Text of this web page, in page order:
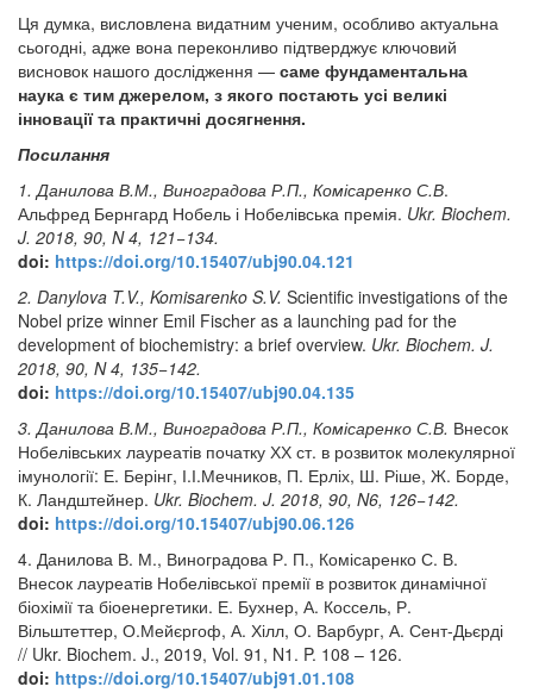
Ця думка, висловлена видатним ученим, особливо актуальна
сьогодні, адже вона переконливо підтверджує ключовий
висновок нашого дослідження — саме фундаментальна
наука є тим джерелом, з якого постають усі великі
інновації та практичні досягнення.
Посилання
1. Данилова В.М., Виноградова Р.П., Комісаренко С.В.
Альфред Бернгард Нобель і Нобелівська премія. Ukr. Biochem.
J. 2018, 90, N 4, 121−134.
doi: https://doi.org/10.15407/ubj90.04.121
2. Danylova T.V., Komisarenko S.V. Scientific investigations of the
Nobel prize winner Emil Fischer as a launching pad for the
development of biochemistry: a brief overview. Ukr. Biochem. J.
2018, 90, N 4, 135−142.
doi: https://doi.org/10.15407/ubj90.04.135
3. Данилова В.М., Виноградова Р.П., Комісаренко С.В. Внесок
Нобелівських лауреатів початку ХХ ст. в розвиток молекулярної
імунології: Е. Берінг, І.І.Мечников, П. Ерліх, Ш. Ріше, Ж. Борде,
К. Ландштейнер. Ukr. Biochem. J. 2018, 90, N6, 126−142.
doi: https://doi.org/10.15407/ubj90.06.126
4. Данилова В. М., Виноградова Р. П., Комісаренко С. В.
Внесок лауреатів Нобелівської премії в розвиток динамічної
біохімії та біоенергетики. Е. Бухнер, А. Коссель, Р.
Вільштеттер, О.Мейєргоф, А. Хілл, О. Варбург, А. Сент-Дьєрді
// Ukr. Biochem. J., 2019, Vol. 91, N1. P. 108 – 126.
doi: https://doi.org/10.15407/ubj91.01.108